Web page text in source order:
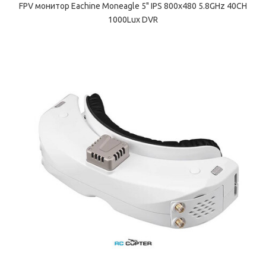
FPV монитор Eachine Moneagle 5" IPS 800x480 5.8GHz 40CH
1000Lux DVR